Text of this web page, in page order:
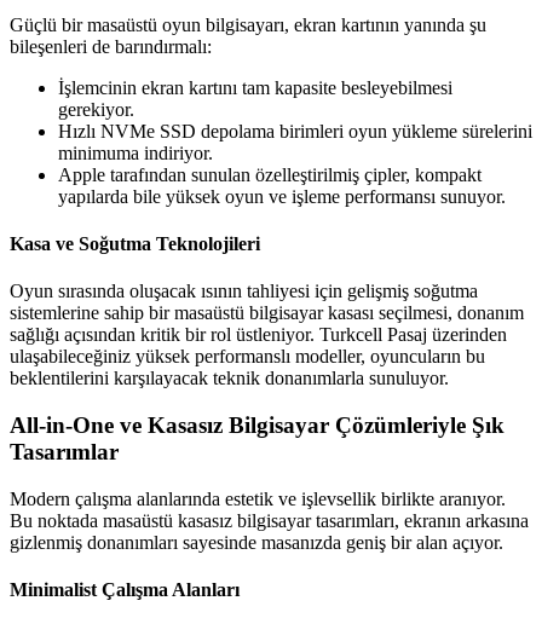
Güçlü bir masaüstü oyun bilgisayarı, ekran kartının yanında şu
bileşenleri de barındırmalı:
İşlemcinin ekran kartını tam kapasite besleyebilmesi
gerekiyor.
Hızlı NVMe SSD depolama birimleri oyun yükleme sürelerini
minimuma indiriyor.
Apple tarafından sunulan özelleştirilmiş çipler, kompakt
yapılarda bile yüksek oyun ve işleme performansı sunuyor.
Kasa ve Soğutma Teknolojileri
Oyun sırasında oluşacak ısının tahliyesi için gelişmiş soğutma
sistemlerine sahip bir masaüstü bilgisayar kasası seçilmesi, donanım
sağlığı açısından kritik bir rol üstleniyor. Turkcell Pasaj üzerinden
ulaşabileceğiniz yüksek performanslı modeller, oyuncuların bu
beklentilerini karşılayacak teknik donanımlarla sunuluyor.
All-in-One ve Kasasız Bilgisayar Çözümleriyle Şık
Tasarımlar
Modern çalışma alanlarında estetik ve işlevsellik birlikte aranıyor.
Bu noktada masaüstü kasasız bilgisayar tasarımları, ekranın arkasına
gizlenmiş donanımları sayesinde masanızda geniş bir alan açıyor.
Minimalist Çalışma Alanları